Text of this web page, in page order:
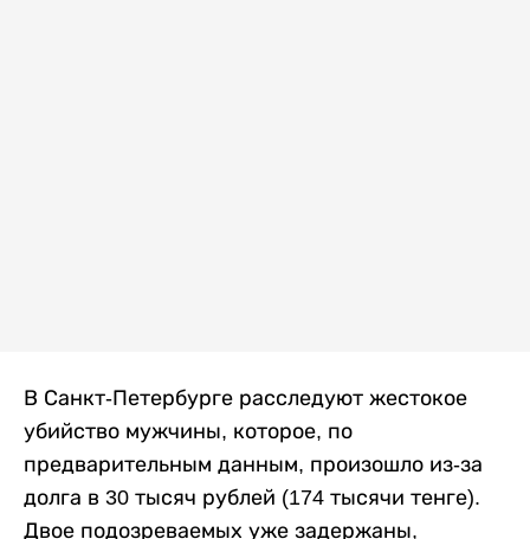
В Санкт-Петербурге расследуют жестокое
убийство мужчины, которое, по
предварительным данным, произошло из-за
долга в 30 тысяч рублей (174 тысячи тенге).
Двое подозреваемых уже задержаны,